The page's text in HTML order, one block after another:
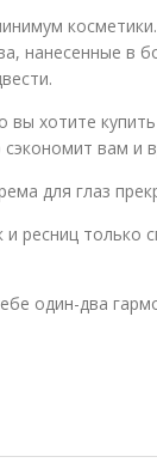
нанесенные в
хотите
вам и
для глаз
и ресниц только
один-два